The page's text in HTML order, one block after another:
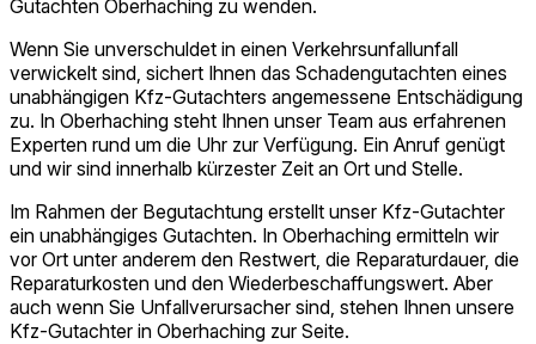
Gutachten Oberhaching zu wenden.
Wenn Sie unverschuldet in einen Verkehrsunfallunfall
verwickelt sind, sichert Ihnen das Schadengutachten eines
unabhängigen Kfz-Gutachters angemessene Entschädigung
zu. In Oberhaching steht Ihnen unser Team aus erfahrenen
Experten rund um die Uhr zur Verfügung. Ein Anruf genügt
und wir sind innerhalb kürzester Zeit an Ort und Stelle.
Im Rahmen der Begutachtung erstellt unser Kfz-Gutachter
ein unabhängiges Gutachten. In Oberhaching ermitteln wir
vor Ort unter anderem den Restwert, die Reparaturdauer, die
Reparaturkosten und den Wiederbeschaffungswert. Aber
auch wenn Sie Unfallverursacher sind, stehen Ihnen unsere
Kfz-Gutachter in Oberhaching zur Seite.